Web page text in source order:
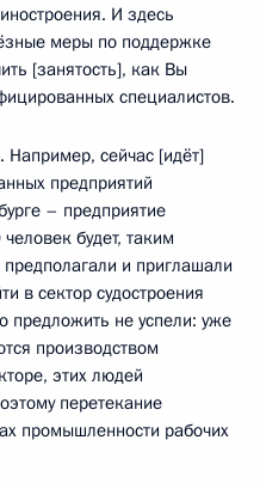
И здесь
меры по поддержке
[занятость], как Вы
специалистов.
сейчас [идёт]
предприятий
– предприятие
будет, таким
и приглашали
в сектор судостроения
предложить не успели: уже
производством
этих людей
перетекание
промышленности рабочих